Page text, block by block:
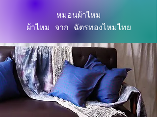
หมอนผ้าไหม
ผ้าไหม จาก ฉัตรทองไหมไทย